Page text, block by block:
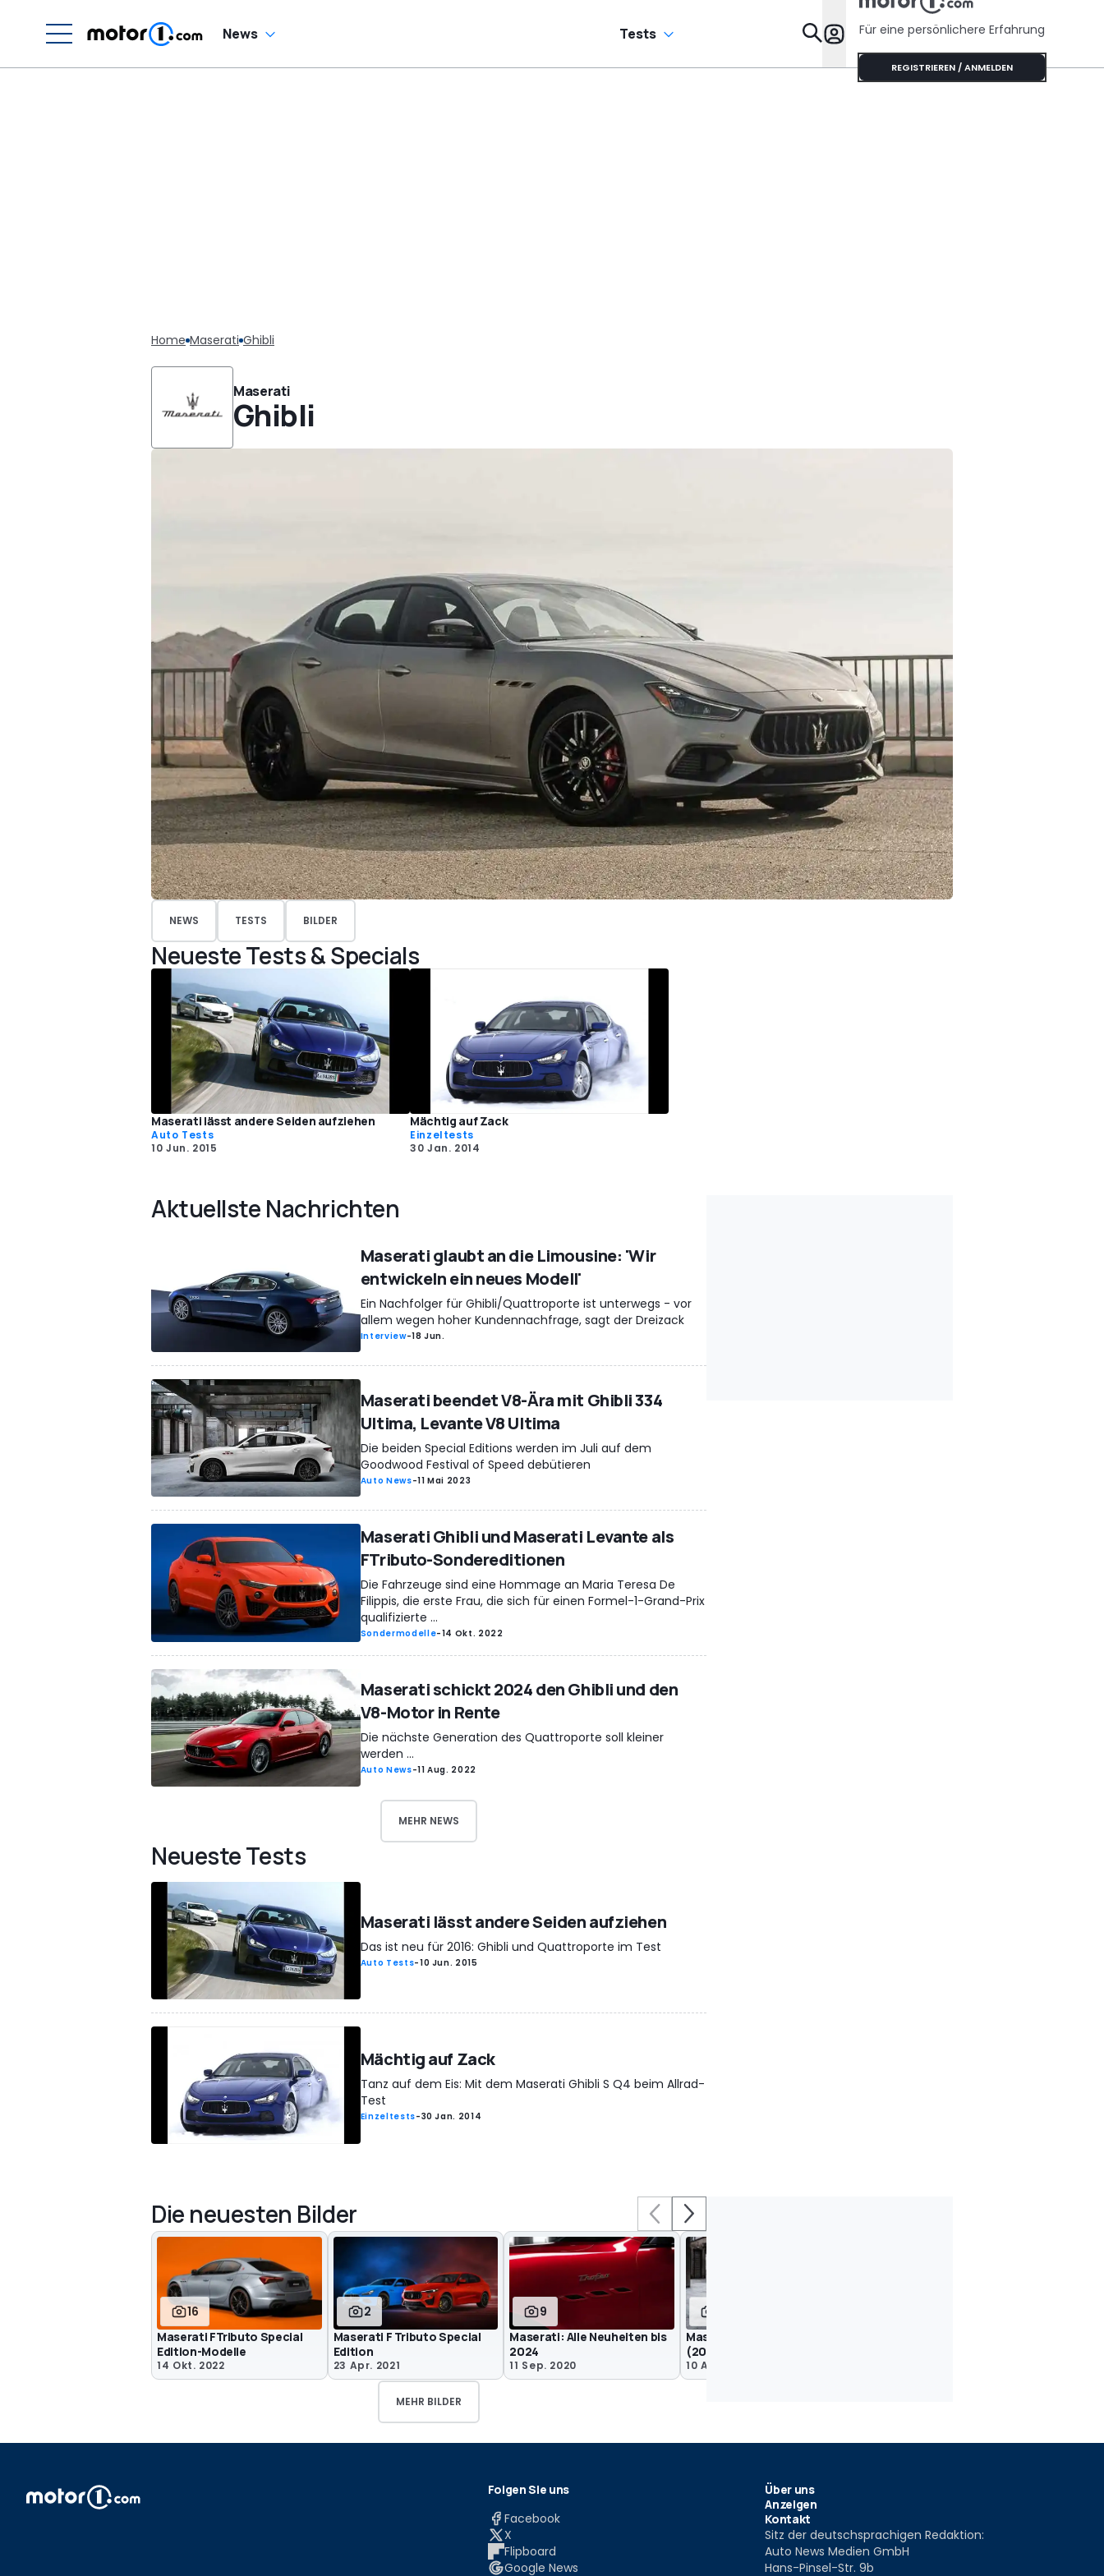
News Tests Specials
Für eine persönlichere Erfahrung
REGISTRIEREN / ANMELDEN
Home Maserati Ghibli
Maserati
Ghibli
NEWS TESTS BILDER
Neueste Tests & Specials
Maserati lässt andere Seiden aufziehen
Auto Tests
10 Jun. 2015
Mächtig auf Zack
Einzeltests
30 Jan. 2014
Aktuellste Nachrichten
Maserati glaubt an die Limousine: 'Wir
entwickeln ein neues Modell'
Ein Nachfolger für Ghibli/Quattroporte ist unterwegs - vor
allem wegen hoher Kundennachfrage, sagt der Dreizack
Interview-18 Jun.
Maserati beendet V8-Ära mit Ghibli 334
Ultima, Levante V8 Ultima
Die beiden Special Editions werden im Juli auf dem
Goodwood Festival of Speed debütieren
Auto News-11 Mai 2023
Maserati Ghibli und Maserati Levante als
FTributo-Sondereditionen
Die Fahrzeuge sind eine Hommage an Maria Teresa De
Filippis, die erste Frau, die sich für einen Formel-1-Grand-Prix
qualifizierte ...
Sondermodelle-14 Okt. 2022
Maserati schickt 2024 den Ghibli und den
V8-Motor in Rente
Die nächste Generation des Quattroporte soll kleiner
werden ...
Auto News-11 Aug. 2022
MEHR NEWS
Neueste Tests
Maserati lässt andere Seiden aufziehen
Das ist neu für 2016: Ghibli und Quattroporte im Test
Auto Tests-10 Jun. 2015
Mächtig auf Zack
Tanz auf dem Eis: Mit dem Maserati Ghibli S Q4 beim Allrad-
Test
Einzeltests-30 Jan. 2014
Die neuesten Bilder
16
Maserati FTributo Special
Edition-Modelle
14 Okt. 2022
2
Maserati F Tributo Special
Edition
23 Apr. 2021
9
Maserati: Alle Neuheiten bis
2024
11 Sep. 2020
Maserati Ghibli Trofeo
(2021)
10 Aug. 2020
MEHR BILDER
Folgen Sie uns
Facebook
X
Flipboard
Google News
Über uns
Anzeigen
Kontakt
Sitz der deutschsprachigen Redaktion:
Auto News Medien GmbH
Hans-Pinsel-Str. 9b